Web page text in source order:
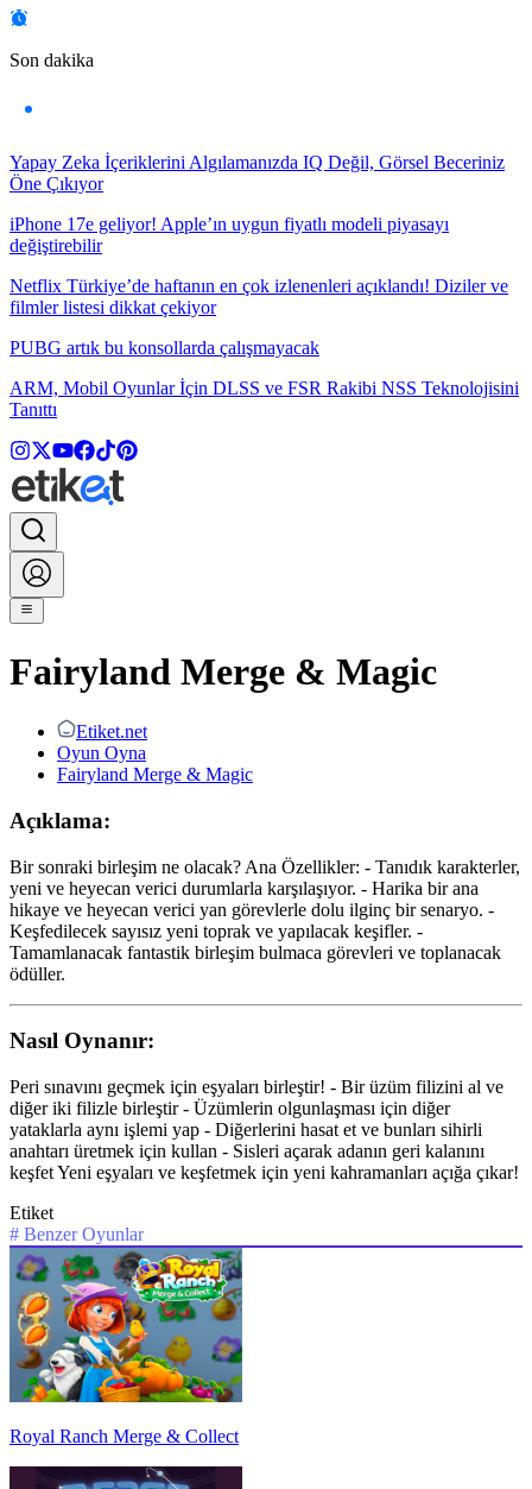
Son dakika
Yapay Zeka İçeriklerini Algılamanızda IQ Değil, Görsel Beceriniz
Öne Çıkıyor
iPhone 17e geliyor! Apple’ın uygun fiyatlı modeli piyasayı
değiştirebilir
Netflix Türkiye’de haftanın en çok izlenenleri açıklandı! Diziler ve
filmler listesi dikkat çekiyor
PUBG artık bu konsollarda çalışmayacak
ARM, Mobil Oyunlar İçin DLSS ve FSR Rakibi NSS Teknolojisini
Tanıttı
Fairyland Merge & Magic
Etiket.net
Oyun Oyna
Fairyland Merge & Magic
Açıklama:
Bir sonraki birleşim ne olacak? Ana Özellikler: - Tanıdık karakterler,
yeni ve heyecan verici durumlarla karşılaşıyor. - Harika bir ana
hikaye ve heyecan verici yan görevlerle dolu ilginç bir senaryo. -
Keşfedilecek sayısız yeni toprak ve yapılacak keşifler. -
Tamamlanacak fantastik birleşim bulmaca görevleri ve toplanacak
ödüller.
Nasıl Oynanır:
Peri sınavını geçmek için eşyaları birleştir! - Bir üzüm filizini al ve
diğer iki filizle birleştir - Üzümlerin olgunlaşması için diğer
yataklarla aynı işlemi yap - Diğerlerini hasat et ve bunları sihirli
anahtarı üretmek için kullan - Sisleri açarak adanın geri kalanını
keşfet Yeni eşyaları ve keşfetmek için yeni kahramanları açığa çıkar!
Etiket
# Benzer Oyunlar
Royal Ranch Merge & Collect